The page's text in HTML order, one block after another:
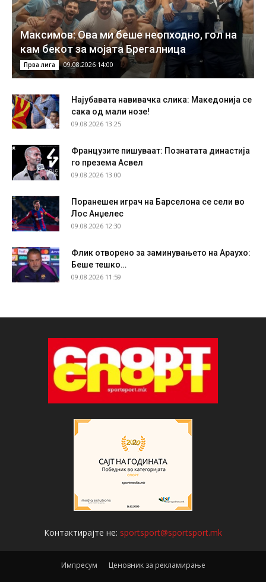
Максимов: Ова ми беше неопходно, гол на
кам бекот за мојата Брегалница
Прва лига 09.08.2026 14:00
Најубавата навивачка слика: Македонија се
сака од мали нозе!
09.08.2026 13:25
Французите пишуваат: Познатата династија
го презема Асвел
09.08.2026 13:00
Поранешен играч на Барселона се сели во
Лос Анџелес
09.08.2026 12:30
Флик отворено за заминувањето на Араухо:
Беше тешко…
09.08.2026 11:59
Контактирајте не: sportsport@sportsport.mk
Импресум Ценовник за рекламирање